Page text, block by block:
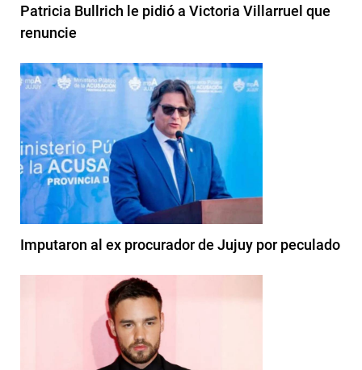
Patricia Bullrich le pidió a Victoria Villarruel que
renuncie
Imputaron al ex procurador de Jujuy por peculado